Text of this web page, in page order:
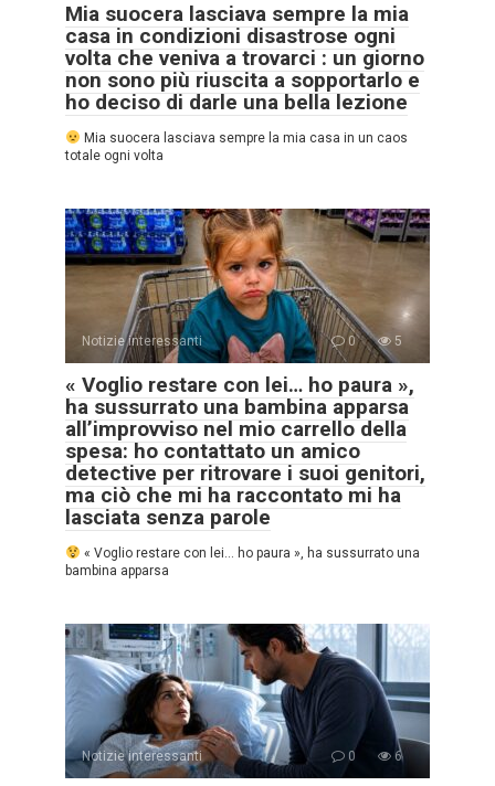
Mia suocera lasciava sempre la mia
casa in condizioni disastrose ogni
volta che veniva a trovarci : un giorno
non sono più riuscita a sopportarlo e
ho deciso di darle una bella lezione
Mia suocera lasciava sempre la mia casa in un caos
totale ogni volta
Notizie interessanti 0 5
« Voglio restare con lei… ho paura »,
ha sussurrato una bambina apparsa
all’improvviso nel mio carrello della
spesa: ho contattato un amico
detective per ritrovare i suoi genitori,
ma ciò che mi ha raccontato mi ha
lasciata senza parole
« Voglio restare con lei… ho paura », ha sussurrato una
bambina apparsa
Notizie interessanti 0 6